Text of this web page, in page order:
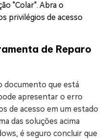
"Colar". Abra o
privilégios de acesso
de Reparo
documento que está
apresentar o erro
de acesso em um estado
das soluções acima
é seguro concluir que